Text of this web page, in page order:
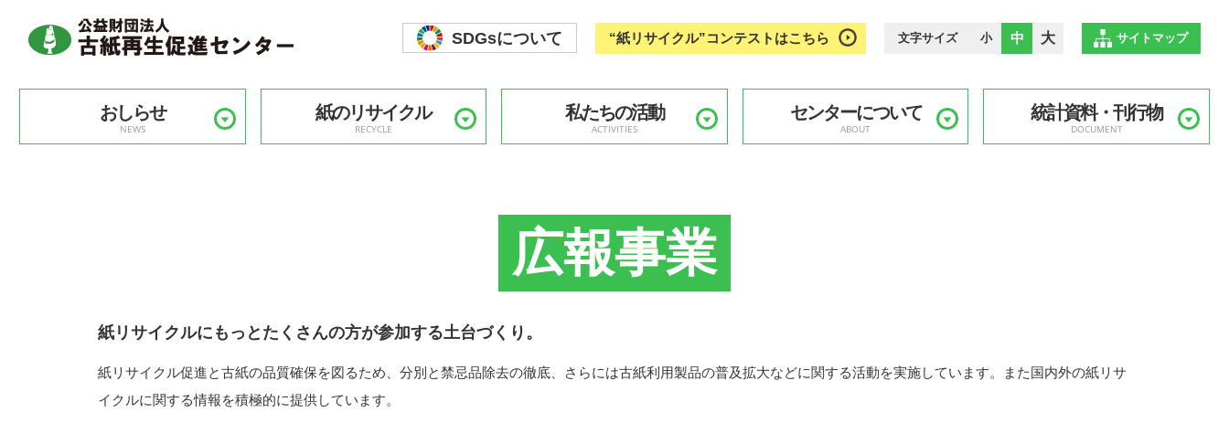
SDGsについて “紙リサイクル”コンテストはこちら 文字サイズ 小 中 大 サイトマップ
おしらせ
NEWS
紙のリサイクル
RECYCLE
私たちの活動
ACTIVITIES
センターについて
ABOUT
統計資料・刊行物
DOCUMENT
広報事業
紙リサイクルにもっとたくさんの方が参加する土台づくり。
紙リサイクル促進と古紙の品質確保を図るため、分別と禁忌品除去の徹底、さらには古紙利用製品の普及拡大などに関する活動を実施しています。また国内外の紙リサ
イクルに関する情報を積極的に提供しています。